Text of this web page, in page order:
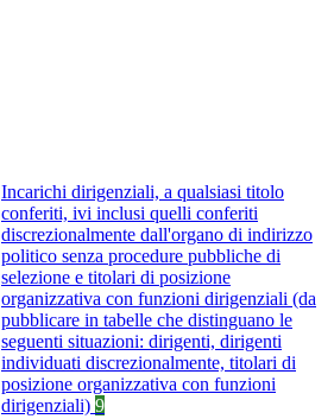
Incarichi dirigenziali, a qualsiasi titolo
conferiti, ivi inclusi quelli conferiti
discrezionalmente dall'organo di indirizzo
politico senza procedure pubbliche di
selezione e titolari di posizione
organizzativa con funzioni dirigenziali (da
pubblicare in tabelle che distinguano le
seguenti situazioni: dirigenti, dirigenti
individuati discrezionalmente, titolari di
posizione organizzativa con funzioni
dirigenziali) 9